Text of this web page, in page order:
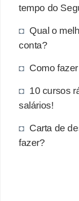
tempo do
Qual o
conta?
Como
10 cursos
salários!
Carta de
fazer?
u
ô
n
o
o
!
M
E